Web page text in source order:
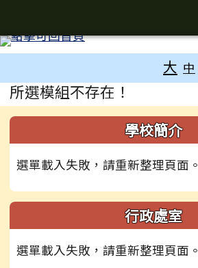
大 中
主內容區域
所選模組不存在！
左邊區域內容 學校簡介
選單載入失敗，請重新整理頁面。
行政處室
選單載入失敗，請重新整理頁面。
頁尾區域